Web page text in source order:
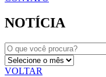
NOTÍCIA
VOLTAR